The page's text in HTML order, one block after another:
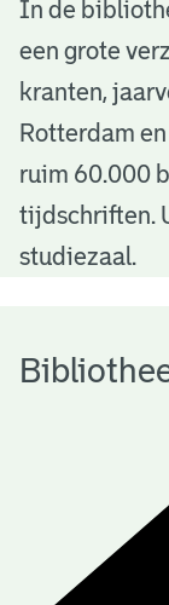
B
b
o
h
In de
een grote
kranten,
Rotterdam
ruim 60.000
tijdschriften.
studiezaal.